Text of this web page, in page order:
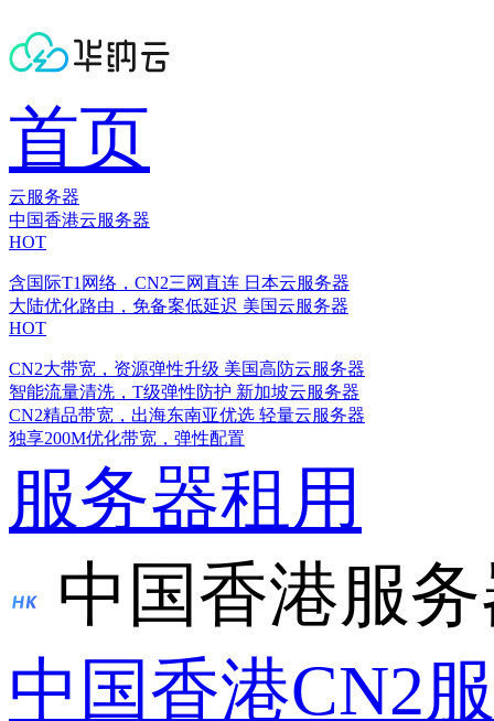
首页
云服务器
中国香港云服务器
HOT
含国际T1网络，CN2三网直连 日本云服务器
大陆优化路由，免备案低延迟 美国云服务器
HOT
CN2大带宽，资源弹性升级 美国高防云服务器
智能流量清洗，T级弹性防护 新加坡云服务器
CN2精品带宽，出海东南亚优选 轻量云服务器
独享200M优化带宽，弹性配置
服务器租用
中国香港服
中国香港CN2